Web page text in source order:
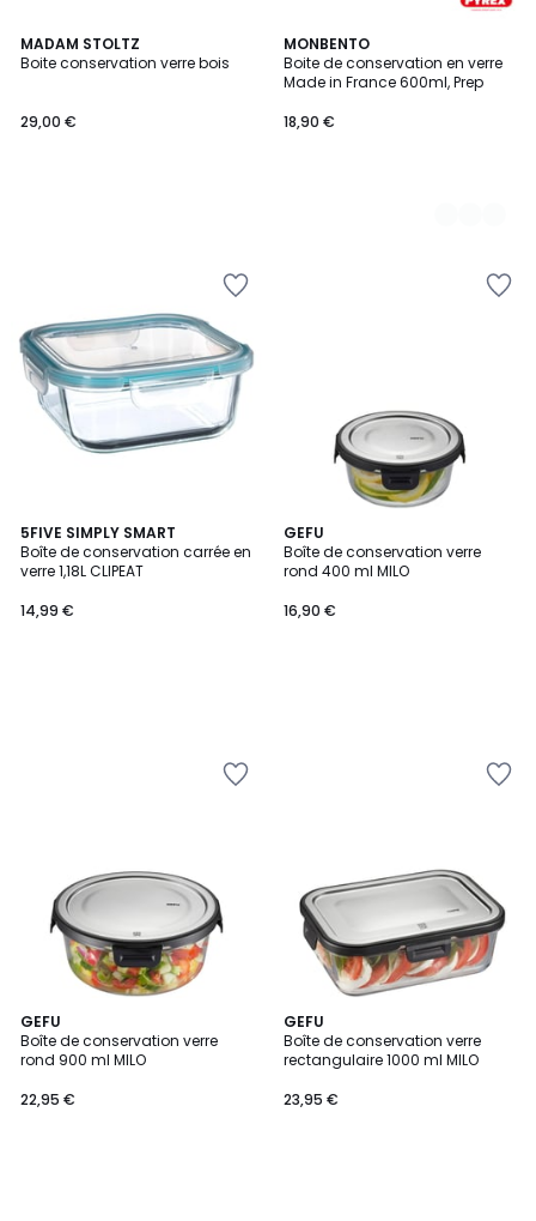
MADAM STOLTZ
Boite conservation verre bois
29,00 €
MONBENTO
Boite de conservation en verre
Made in France 600ml, Prep
18,90 €
5
Couleurs
5FIVE SIMPLY SMART
Boîte de conservation carrée en
verre 1,18L CLIPEAT
14,99 €
GEFU
Boîte de conservation verre
rond 400 ml MILO
16,90 €
GEFU
Boîte de conservation verre
rond 900 ml MILO
22,95 €
GEFU
Boîte de conservation verre
rectangulaire 1000 ml MILO
23,95 €